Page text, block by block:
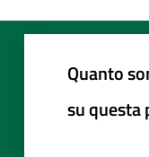
Quanto
su questa